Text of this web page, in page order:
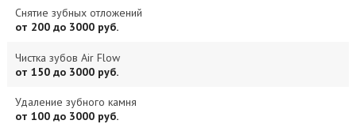
Снятие зубных отложений
от 200 до 3000 руб.
Чистка зубов Air Flow
от 150 до 3000 руб.
Удаление зубного камня
от 100 до 3000 руб.